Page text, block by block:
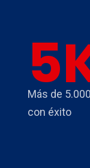
5
Más de
con éxito